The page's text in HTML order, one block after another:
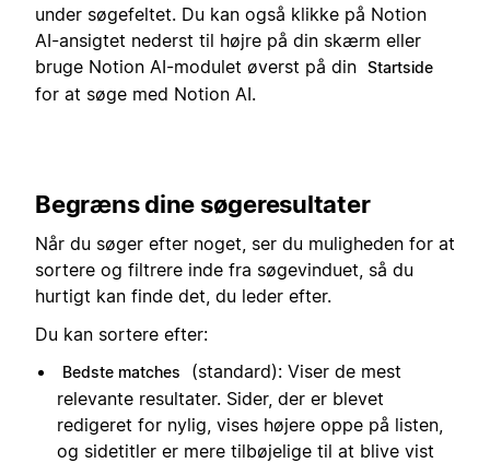
under søgefeltet. Du kan også klikke på Notion
AI-ansigtet nederst til højre på din skærm eller
bruge Notion AI-modulet øverst på din Startside
for at søge med Notion AI.
Begræns dine søgeresultater
Når du søger efter noget, ser du muligheden for at
sortere og filtrere inde fra søgevinduet, så du
hurtigt kan finde det, du leder efter.
Du kan sortere efter:
Bedste matches
(standard): Viser de mest
relevante resultater. Sider, der er blevet
redigeret for nylig, vises højere oppe på listen,
og sidetitler er mere tilbøjelige til at blive vist